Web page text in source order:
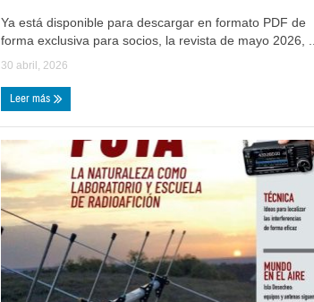
Ya está disponible para descargar en formato PDF de
forma exclusiva para socios, la revista de mayo 2026, ...
30 abril, 2026
Leer más